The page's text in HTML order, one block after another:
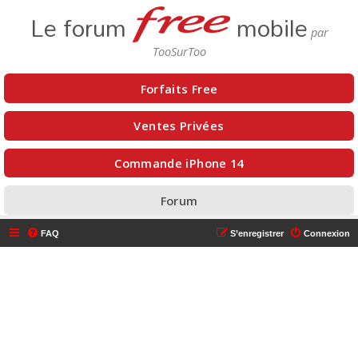
Le forum mobile
Forfaits Free
Ventes Privées
Commande iPhone 14
Forum
FAQ Connexion
S’enregistrer